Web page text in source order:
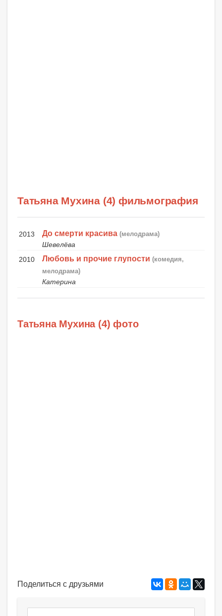
Татьяна Мухина (4) фильмография
2013 До смерти красива (мелодрама)
Шевелёва
2010
Любовь и прочие глупости (комедия,
мелодрама)
Катерина
Татьяна Мухина (4) фото
Поделиться с друзьями